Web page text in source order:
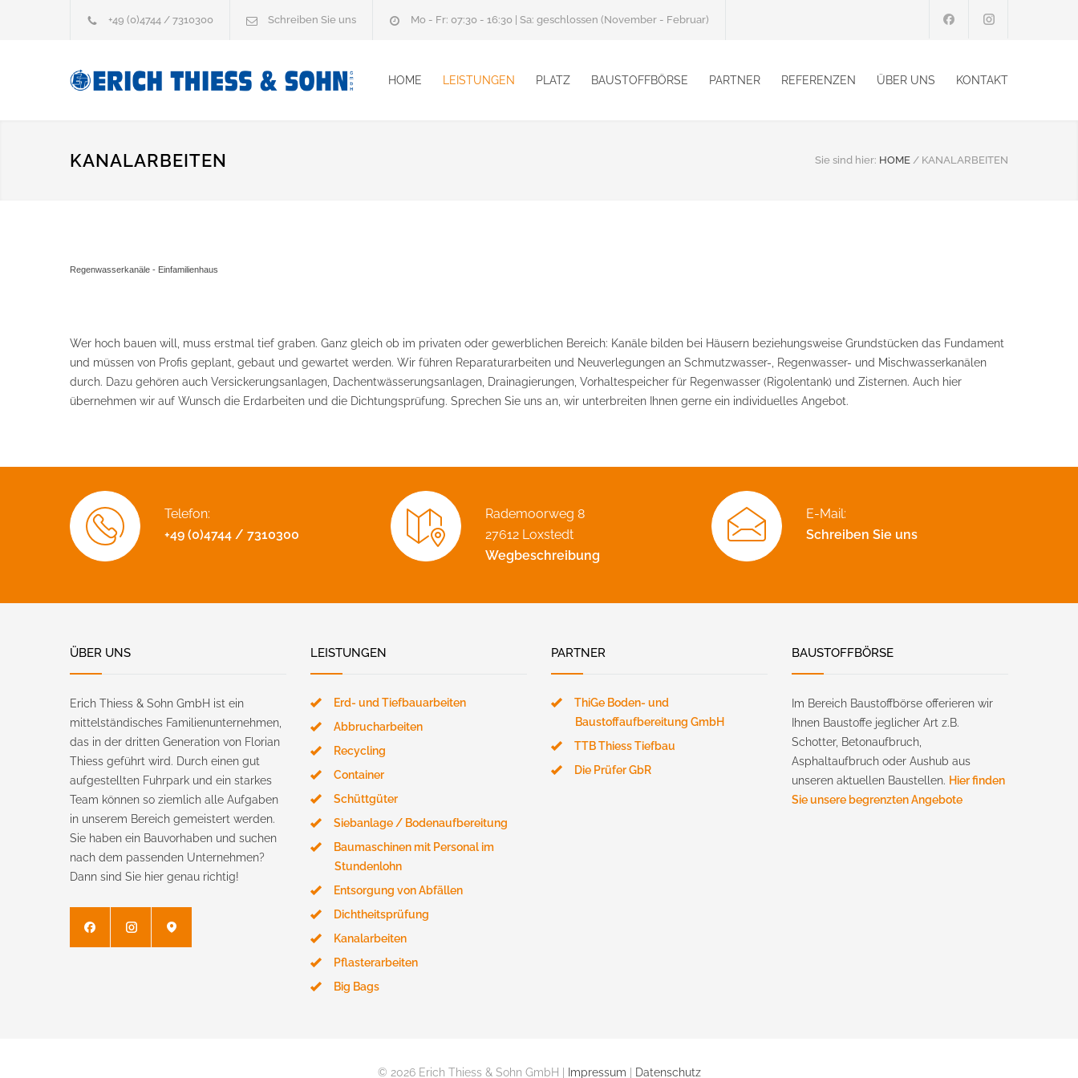
+49 (0)4744 / 7310300 Schreiben Sie uns Mo - Fr: 07:30 - 16:30 | Sa: geschlossen (November - Februar)
HOME LEISTUNGEN PLATZ BAUSTOFFBÖRSE PARTNER REFERENZEN ÜBER UNS KONTAKT
KANALARBEITEN Sie sind hier: HOME / KANALARBEITEN
Regenwasserkanäle - Einfamilienhaus
Wer hoch bauen will, muss erstmal tief graben. Ganz gleich ob im privaten oder gewerblichen Bereich: Kanäle bilden bei Häusern beziehungsweise Grundstücken das Fundament
und müssen von Profis geplant, gebaut und gewartet werden. Wir führen Reparaturarbeiten und Neuverlegungen an Schmutzwasser-, Regenwasser- und Mischwasserkanälen
durch. Dazu gehören auch Versickerungsanlagen, Dachentwässerungsanlagen, Drainagierungen, Vorhaltespeicher für Regenwasser (Rigolentank) und Zisternen. Auch hier
übernehmen wir auf Wunsch die Erdarbeiten und die Dichtungsprüfung. Sprechen Sie uns an, wir unterbreiten Ihnen gerne ein individuelles Angebot.
Telefon:
+49 (0)4744 / 7310300
Rademoorweg 8
27612 Loxstedt
Wegbeschreibung
E-Mail:
Schreiben Sie uns
ÜBER UNS
Erich Thiess & Sohn GmbH ist ein
mittelständisches Familienunternehmen,
das in der dritten Generation von Florian
Thiess geführt wird. Durch einen gut
aufgestellten Fuhrpark und ein starkes
Team können so ziemlich alle Aufgaben
in unserem Bereich gemeistert werden.
Sie haben ein Bauvorhaben und suchen
nach dem passenden Unternehmen?
Dann sind Sie hier genau richtig!
LEISTUNGEN
Erd- und Tiefbauarbeiten
Abbrucharbeiten
Recycling
Container
Schüttgüter
Siebanlage / Bodenaufbereitung
Baumaschinen mit Personal im
Stundenlohn
Entsorgung von Abfällen
Dichtheitsprüfung
Kanalarbeiten
Pflasterarbeiten
Big Bags
PARTNER
ThiGe Boden- und
Baustoffaufbereitung GmbH
TTB Thiess Tiefbau
Die Prüfer GbR
BAUSTOFFBÖRSE
Im Bereich Baustoffbörse offerieren wir
Ihnen Baustoffe jeglicher Art z.B.
Schotter, Betonaufbruch,
Asphaltaufbruch oder Aushub aus
unseren aktuellen Baustellen. Hier finden
Sie unsere begrenzten Angebote
© 2026 Erich Thiess & Sohn GmbH | Impressum Datenschutz